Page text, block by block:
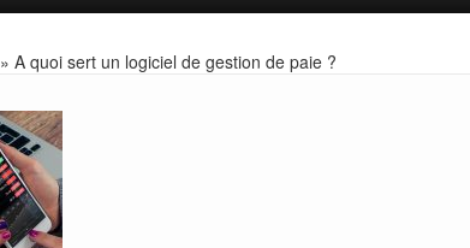
» A quoi sert un logiciel de gestion de paie ?